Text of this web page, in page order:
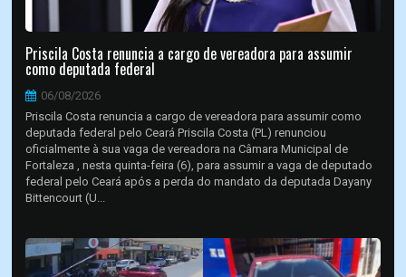
Priscila Costa renuncia a cargo de vereadora para assumir
como deputada federal
06/08/2026
Priscila Costa renuncia a cargo de vereadora para assumir como
deputada federal pelo Ceará Priscila Costa (PL) renunciou
oficialmente à sua vaga de vereadora na Câmara Municipal de
Fortaleza , nesta quinta-feira (6), para assumir a vaga de deputado
federal pelo Ceará após a perda do mandato da deputada Dayany
Bittencourt (U...